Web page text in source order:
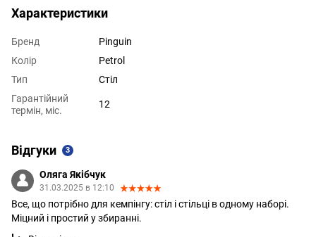
Характеристики
Бренд
Pinguin
Колір
Petrol
Тип
Стіл
Гарантійний
термін, міс.
12
Відгуки 3
Оляга Якібчук
31.03.2025 в 12:10
Все, що потрібно для кемпінгу: стіл і стільці в одному наборі.
Міцний і простий у збиранні.